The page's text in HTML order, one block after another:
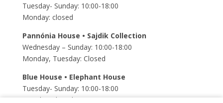
Tuesday- Sunday: 10:00-18:00
Monday: closed
Pannónia House • Sajdik Collection
Wednesday – Sunday: 10:00-18:00
Monday, Tuesday: Closed
Blue House • Elephant House
Tuesday- Sunday: 10:00-18:00
Monday: closed